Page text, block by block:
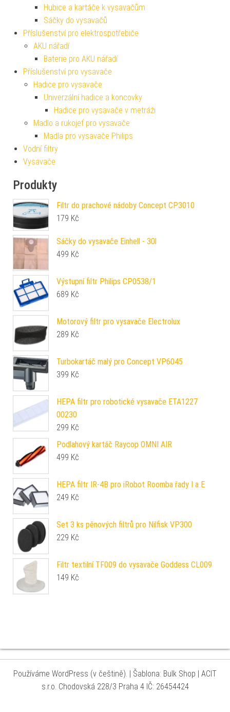
Hubice a kartáče k vysavačům
Sáčky do vysavačů
Příslušenství pro elektrospotřebiče
AKU nářadí
Baterie pro AKU nářadí
Příslušenství pro vysavače
Hadice pro vysavače
Univerzální hadice a koncovky
Hadice pro vysavače v metráži
Madlo a rukojeť pro vysavače
Madla pro vysavače Philips
Vodní filtry
Vysavače
Produkty
Filtr do prachové nádoby Concept CP3010
179 Kč
Sáčky do vysavače Einhell - 30l
499 Kč
Výstupní filtr Philips CP0538/1
689 Kč
Motorový filtr pro vysavače Electrolux
289 Kč
Turbokartáč malý pro Concept VP6045
399 Kč
HEPA filtr pro robotické vysavače ETA1227
00230
299 Kč
Podlahový kartáč Raycop OMNI AIR
499 Kč
HEPA filtr IR-4B pro iRobot Roomba řady I a E
249 Kč
Set 3 ks pěnových filtrů pro Nilfisk VP300
229 Kč
Filtr textilní TF009 do vysavače Goddess CL009
149 Kč
Používáme WordPress (v češtině). | Šablona: Bulk Shop | ACIT
s.r.o. Chodovská 228/3 Praha 4 IČ: 26454424